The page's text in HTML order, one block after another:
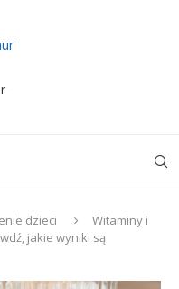
dzieci
Witaminy i
jakie wyniki są